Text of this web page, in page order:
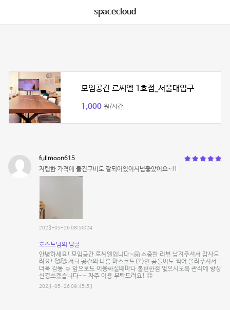
spacecloud
모임공간 르씨엘 1호점_서울대입구
1,000 원/시간
fullmoon615
저렴한 가격에 물건구비도 잘되어있어서넘좋았어요~!!
2023-05-26 08:50:24
호스트님의 답글
안녕하세요! 모임공간 르씨엘입니다~🤗 소중한 리뷰 남겨주셔서 감사드
려요! 🥰🥰 저희 공간의 나름 마스코트(?)인 곰돌이도 찍어 올려주셔서
더욱 감동 ☺️ 앞으로도 이용하실때마다 불편한점 없으시도록 관리에 항상
신경쓰겠습니다~~ 자주 이용 부탁드려요! 😉
2023-05-26 09:45:53